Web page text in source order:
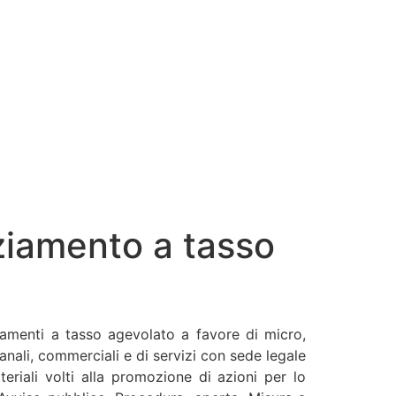
a tasso
a tasso agevolato a favore di micro,
commerciali e di servizi con sede legale
volti alla promozione di azioni per lo